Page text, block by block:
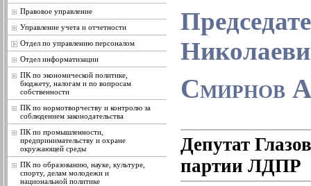
Правовое управление
Управление учета и отчетности
Отдел по управлению персоналом
Отдел информатизации
ПК по экономической политике,
бюджету, налогам и по вопросам
собственности
ПК по нормотворчеству и контролю за
соблюдением законодательства
ПК по промышленности,
предпринимательству и охране
окружающей среды
ПК по образованию, науке, культуре,
спорту, делам молодежи и
национальной политике
Смирнов
Депутат
партии ЛДПР